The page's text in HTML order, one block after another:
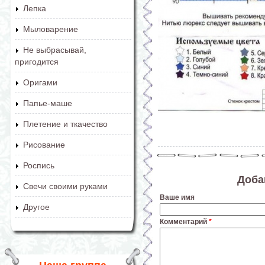
Лепка
Мыловарение
Не выбрасывай,
пригодится
Оригами
Папье-маше
Плетение и ткачество
Рисование
Роспись
Свечи своими руками
Другое
Ваше имя
Комментарий *